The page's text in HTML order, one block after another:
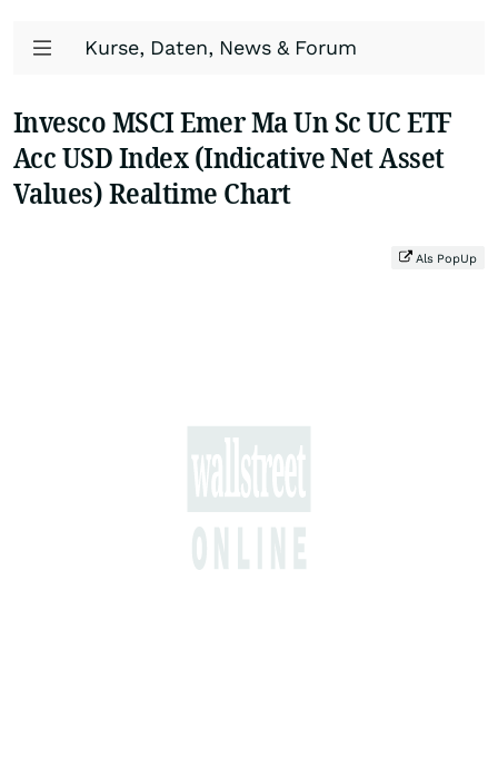
Kurse, Daten, News & Forum
Invesco MSCI Emer Ma Un Sc UC ETF
Acc USD Index (Indicative Net Asset
Values) Realtime Chart
Als PopUp